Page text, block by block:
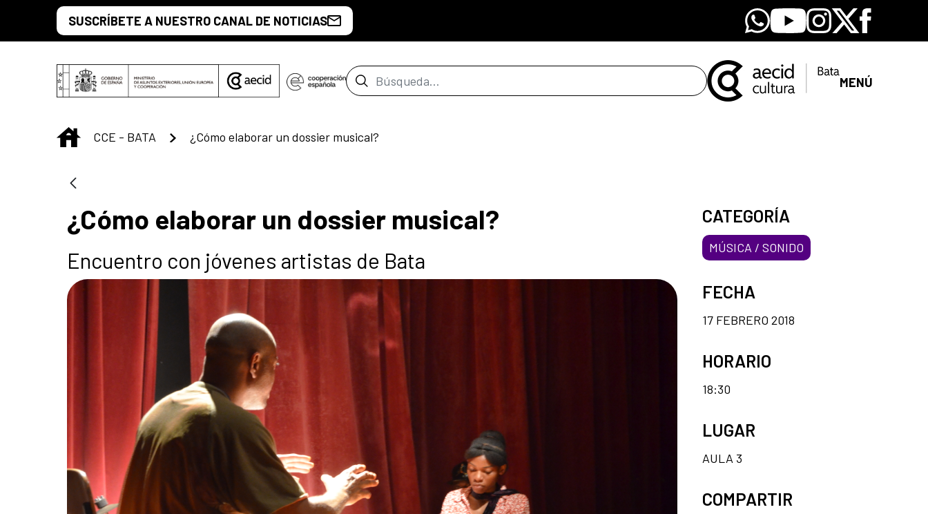
Saltar al contenido principal
SUSCRÍBETE A NUESTRO CANAL DE NOTICIAS Whatsapp
YoutubeInstagram
X Facebook
Barra de búsqueda MENÚ
INICIO
CCE - BATA ¿Cómo elaborar un dossier musical?
¿Cómo elaborar un dossier musical?
Encuentro con jóvenes artistas de Bata
CATEGORÍA
MÚSICA / SONIDO
FECHA
17 FEBRERO 2018
HORARIO
18:30
LUGAR
AULA 3
COMPARTIR